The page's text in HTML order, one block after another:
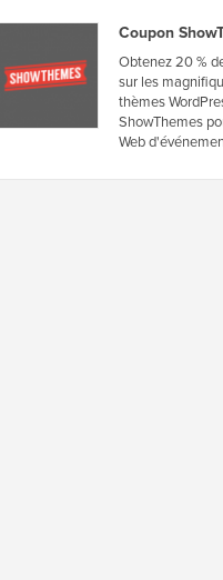
Coupon
Obtenez 20 %
sur les
thèmes
ShowThemes
Web